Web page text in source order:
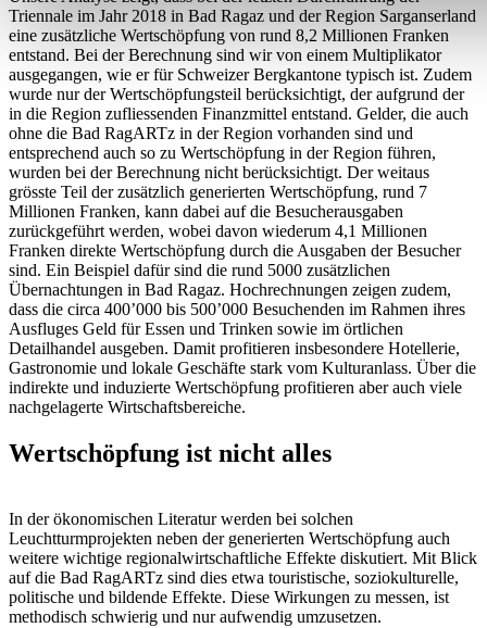
Triennale im Jahr 2018 in Bad Ragaz und der Region Sarganserland
eine zusätzliche Wertschöpfung von rund 8,2 Millionen Franken
entstand. Bei der Berechnung sind wir von einem Multiplikator
ausgegangen, wie er für Schweizer Bergkantone typisch ist. Zudem
wurde nur der Wertschöpfungsteil berücksichtigt, der aufgrund der
in die Region zufliessenden Finanzmittel entstand. Gelder, die auch
ohne die Bad RagARTz in der Region vorhanden sind und
entsprechend auch so zu Wertschöpfung in der Region führen,
wurden bei der Berechnung nicht berücksichtigt. Der weitaus
grösste Teil der zusätzlich generierten Wertschöpfung, rund 7
Millionen Franken, kann dabei auf die Besucherausgaben
zurückgeführt werden, wobei davon wiederum 4,1 Millionen
Franken direkte Wertschöpfung durch die Ausgaben der Besucher
sind. Ein Beispiel dafür sind die rund 5000 zusätzlichen
Übernachtungen in Bad Ragaz. Hochrechnungen zeigen zudem,
dass die circa 400’000 bis 500’000 Besuchenden im Rahmen ihres
Ausfluges Geld für Essen und Trinken sowie im örtlichen
Detailhandel ausgeben. Damit profitieren insbesondere Hotellerie,
Gastronomie und lokale Geschäfte stark vom Kulturanlass. Über die
indirekte und induzierte Wertschöpfung profitieren aber auch viele
nachgelagerte Wirtschaftsbereiche.
Wertschöpfung ist nicht alles
In der ökonomischen Literatur werden bei solchen
Leuchtturmprojekten neben der generierten Wertschöpfung auch
weitere wichtige regionalwirtschaftliche Effekte diskutiert. Mit Blick
auf die Bad RagARTz sind dies etwa touristische, soziokulturelle,
politische und bildende Effekte. Diese Wirkungen zu messen, ist
methodisch schwierig und nur aufwendig umzusetzen.